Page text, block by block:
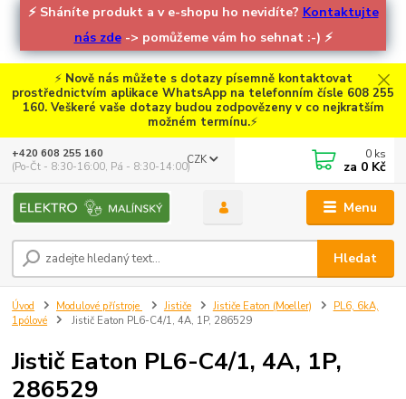
⚡ Sháníte produkt a v e-shopu ho nevidíte? Kontaktujte
nás zde-> pomůžeme vám ho sehnat :-) ⚡
⚡ Nově nás můžete s dotazy písemně kontaktovat
prostřednictvím aplikace WhatsApp na telefonním čísle 608 255
160. Veškeré vaše dotazy budou zodpovězeny v co nejkratším
možném termínu.⚡
Menu
CZK
Hledat
+420 608 255 160
(Po-Čt - 8:30-16:00, Pá - 8:30-14:00)
0 ks
za 0 Kč
Úvod Modulové přístroje Jističe Jističe Eaton (Moeller)
PL6, 6kA,
1pólové
Jistič Eaton PL6-C4/1, 4A, 1P, 286529
Jistič Eaton PL6-C4/1, 4A, 1P,
286529